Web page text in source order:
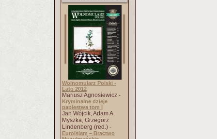
Wolnomularz Polski -
Lato 2012
Mariusz Agnosiewicz -
Kryminalne dzieje
papiestwa tom I
Jan Wójcik, Adam A.
Myszka, Grzegorz
Lindenberg (red.) -
Euroislam – Bractwo